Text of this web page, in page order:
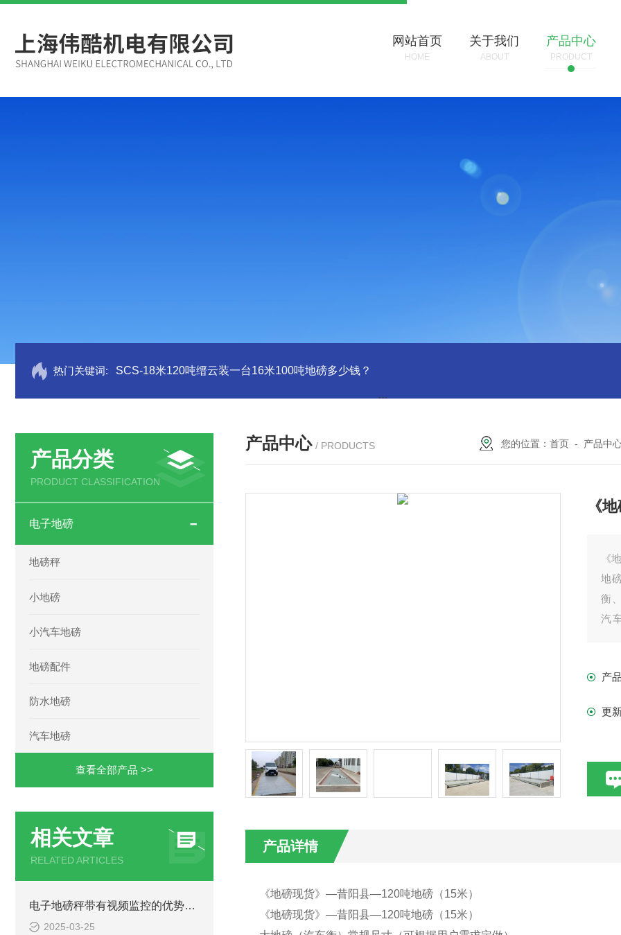
网站首页
HOME
关于我们
ABOUT
产品中心
PRODUCT
热门关键词: SCS-18米120吨缙云装一台16米100吨地磅多少钱？
产品分类
PRODUCT CLASSIFICATION
电子地磅
地磅秤
小地磅
小汽车地磅
地磅配件
防水地磅
汽车地磅
查看全部产品 >>
相关文章
RELATED ARTICLES
电子地磅秤带有视频监控的优势和重要性
2025-03-25
产品中心 / PRODUCTS 您的位置：首页 - 产品中
《
《
地
衡
汽
产
更
产品详情
《地磅现货》—昔阳县—120吨地磅（15米）
《地磅现货》—昔阳县—120吨地磅（15米）